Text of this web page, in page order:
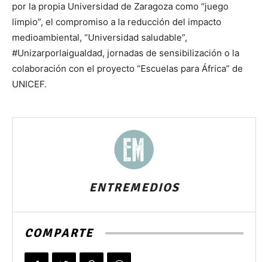
por la propia Universidad de Zaragoza como “juego
limpio”, el compromiso a la reducción del impacto
medioambiental, “Universidad saludable”,
#Unizarporlaigualdad, jornadas de sensibilización o la
colaboración con el proyecto “Escuelas para África” de
UNICEF.
ENTREMEDIOS
COMPARTE